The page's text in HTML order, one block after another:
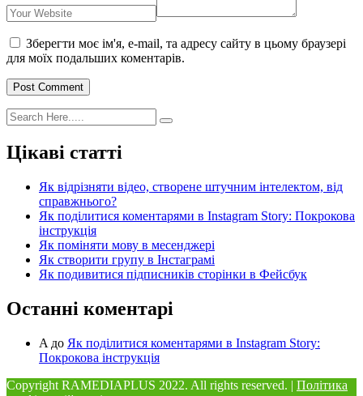
Зберегти моє ім'я, e-mail, та адресу сайту в цьому браузері
для моїх подальших коментарів.
Post Comment
Цікаві статті
Як відрізняти відео, створене штучним інтелектом, від
справжнього?
Як поділитися коментарями в Instagram Story: Покрокова
інструкція
Як поміняти мову в месенджері
Як створити групу в Інстаграмі
Як подивитися підписників сторінки в Фейсбук
Останні коментарі
A до Як поділитися коментарями в Instagram Story:
Покрокова інструкція
Copyright RAMEDIAPLUS 2022. All rights reserved. | Політика